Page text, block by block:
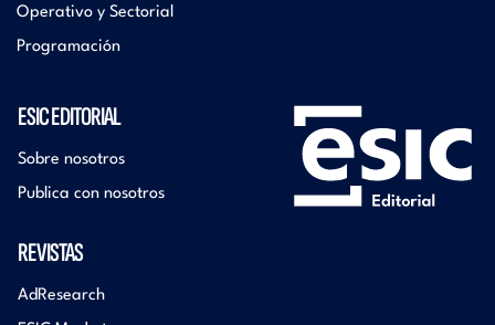
Operativo y Sectorial
Programación
ESIC EDITORIAL
Sobre nosotros
Publica con nosotros
REVISTAS
AdResearch